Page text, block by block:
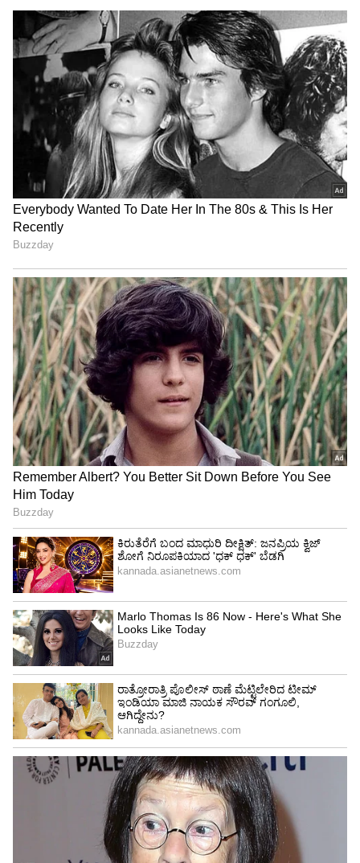
ನಂತರ ಚಿತ್ತೂರಿನ ತಂಡದಿಂದ ಬಿ.ಎಂ ಶಂಕರಪ್ಪ ಜೊತೆ
ಸುಬ್ರಮಣ್ಯಮ್ (ತವಿಲ್), ಹೀರಪ್ಪ, ಸೋಮ್ನೇಶ್,ಮಂಜುನಾಥ
(ನಾಗಸ್ವರ), ಸುಬ್ರಮಣ್ಯಮ್ ಹಾಗೂ ಪರಾಂದಮ್
(ಸ್ಯಾಕ್ಸೋಫೋನ್) ಸಾಥ್ ನೀಡಿದರು.
ಧರ್ಮಸ್ಥಳ ದೇವಸ್ಥಾನದ ನಾದಸ್ವರ ವಾದಕ ವಿದ್ವಾನ್
ಡಿ.ಅಣ್ಣು ದೇವಾಡಿಗ ಹಾಗೂ ಭಕ್ತಾಭಿಮಾನಿಗಳು
ಭಾಗಿಯಾಗಿದ್ದರು. ಹೆಗ್ಗಡೆಯವರ ಆಪ್ತ ಕಾರ್ಯದರ್ಶಿ ಎ.ವಿ
ಶೆಟ್ಟಿ ಕಾರ್ಯಕ್ರಮ ನಿರೂಪಿಸಿ, ‘ನಾಗಸ್ವರ ವಾದನ’
ಪ್ರದರ್ಶಿಸಿದ ಎಲ್ಲಾ ಕಲಾವಿದರಿಗೆ ಹಾರ ಹಾಕಿ ಗೌರವಿಸಿದರು.
ಸಮಾಜ ಕಾರ್ಯ ವಿಭಾಗದ ಸಹಾಯಕ ಪ್ರಾಧ್ಯಾಪಕ
ಸುವೀರ್ ಜೈನ್ ವಂದಿಸಿದರು.
ಅಯ್ಯಪ್ಪ ಭಕ್ತರಿಗೆ ವಿಮಾನದಲ್ಲಿ ಇರುಮುಡಿ ಕಟ್ಟು
ಒಯ್ಯಲು ಅಸ್ತು
ಮನಸೆಳೆದ ಬಾಲ ರಾಮಾಯಣ
ಶ್ರೀ ಕ್ಷೇತ್ರ ಧರ್ಮಸ್ಥಳ ಲಕ್ಷದೀಪೋತ್ಸವದ ಮೂರನೇ
ದಿನದಂದು ಅಮೃತ ವರ್ಷಿಣಿ ಮಂಟಪದಲ್ಲಿ ಲಲಿತ ಕಲಾ
ಗೋಷ್ಠಿ ಕಾರ್ಯಕ್ರಮದಲ್ಲಿ ನಡೆದ ಬಾಲ ರಾಮಾಯಣ ನೆರೆದ
ಪ್ರೇಕ್ಷಕರನ್ನು ರೋಮಾಂಚನಗೊಳಿಸಿತು.
ಸ್ವಾತಿ ತಿರುನಾಳ್ ರಾಮೋವರ್ಮ ರಚಿಸಿರುವ ಕೃತಿಯ ಒಂದು
ಭಾಗ 'ಭಾವಯಾಮಿ ರಘುರಾಮಮ್' ಆಗಿದ್ದು ಇದನ್ನು ನೃತ್ಯ
ರೂಪಕ ರೂಪದಲ್ಲಿ ತೋರಿಸುವಲ್ಲಿ ವಿದ್ವಾನ್ ಉನ್ನತ್ ಹೆಚ್
ಆರ್ ಅವರ ನಾಟ್ಯಕಲಾವಿಲಾಸ ತಂಡ ಯಶಸ್ವಿಯಾಯಿತು.
ಆರು ವರ್ಷದ ಮಕ್ಕಳಿಂದ ಹಿಡಿದು ಎಪ್ಪತ್ತು ವರ್ಷದ ಹಿರಿಯರ